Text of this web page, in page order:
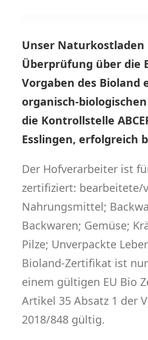
Unser Naturkostladen
Überprüfung über die
Vorgaben des Bioland
organisch-
die Kontrollstelle
Esslingen, erfolgreich
Der Hofverarbeiter ist
zertifiziert: bearbeitete/
Nahrungsmittel;
Backwaren; Gemüse;
Pilze; Unverpackte
Bioland-Zertifikat ist
einem gültigen EU Bio
Artikel 35 Absatz 1 der
2018/848 gültig.